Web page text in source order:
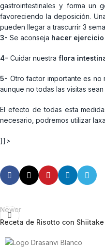
gastrointestinales y forma un
favoreciendo la deposición.
pueden llegar a trascurrir 3
3- Se aconseja hacer
4- Cuidar nuestra flora
5- Otro factor importante es no
aunque no todas las visitas
El efecto de todas esta
necesario, podremos utilizar
]]>
Newer
Receta de Risotto con Shiitake